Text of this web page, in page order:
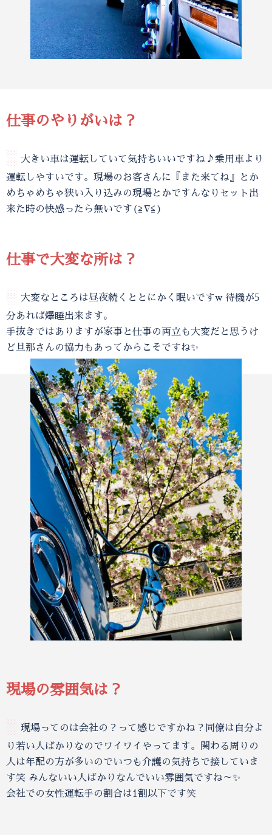
仕事のやりがいは？
░ 大きい車は運転していて気持ちいいですね♪乗用車より
運転しやすいです。現場のお客さんに『また来てね』とか
めちゃめちゃ狭い入り込みの現場とかですんなりセット出
来た時の快感ったら無いです(≧∇≦)
仕事で大変な所は？
░ 大変なところは昼夜続くととにかく眠いですw 待機が5
分あれば爆睡出来ます。
手抜きではありますが家事と仕事の両立も大変だと思うけ
ど旦那さんの協力もあってからこそですね✨
現場の雰囲気は？
░ 現場ってのは会社の？って感じですかね？同僚は自分よ
り若い人ばかりなのでワイワイやってます。関わる周りの
人は年配の方が多いのでいつも介護の気持ちで接していま
す笑 みんないい人ばかりなんでいい雰囲気ですね～✨
会社での女性運転手の割合は1割以下です笑